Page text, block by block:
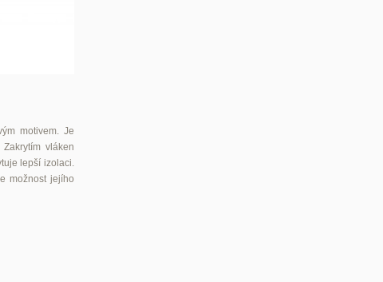
motivem. Je
vláken
lepší izolaci.
možnost jejího